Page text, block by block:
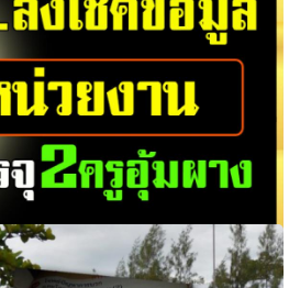
งาน เรียกบรรจุ2ครูอุ้มผาง พินิจศักดิ์